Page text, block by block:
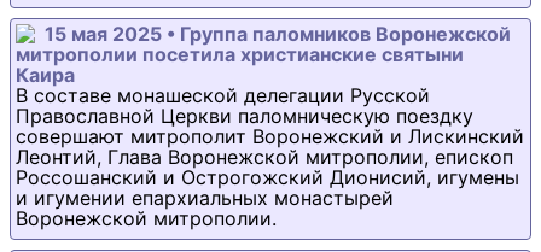
15 мая 2025 • Группа паломников Воронежской
митрополии посетила христианские святыни
Каира
В составе монашеской делегации Русской
Православной Церкви паломническую поездку
совершают митрополит Воронежский и Лискинский
Леонтий, Глава Воронежской митрополии, епископ
Россошанский и Острогожский Дионисий, игумены
и игумении епархиальных монастырей
Воронежской митрополии.